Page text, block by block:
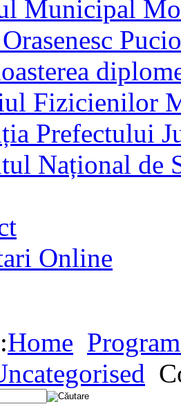
Municipal
Fizicienilor
Prefectului
Național de
Online
Home